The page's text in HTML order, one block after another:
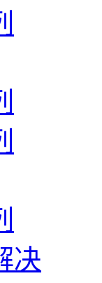
决